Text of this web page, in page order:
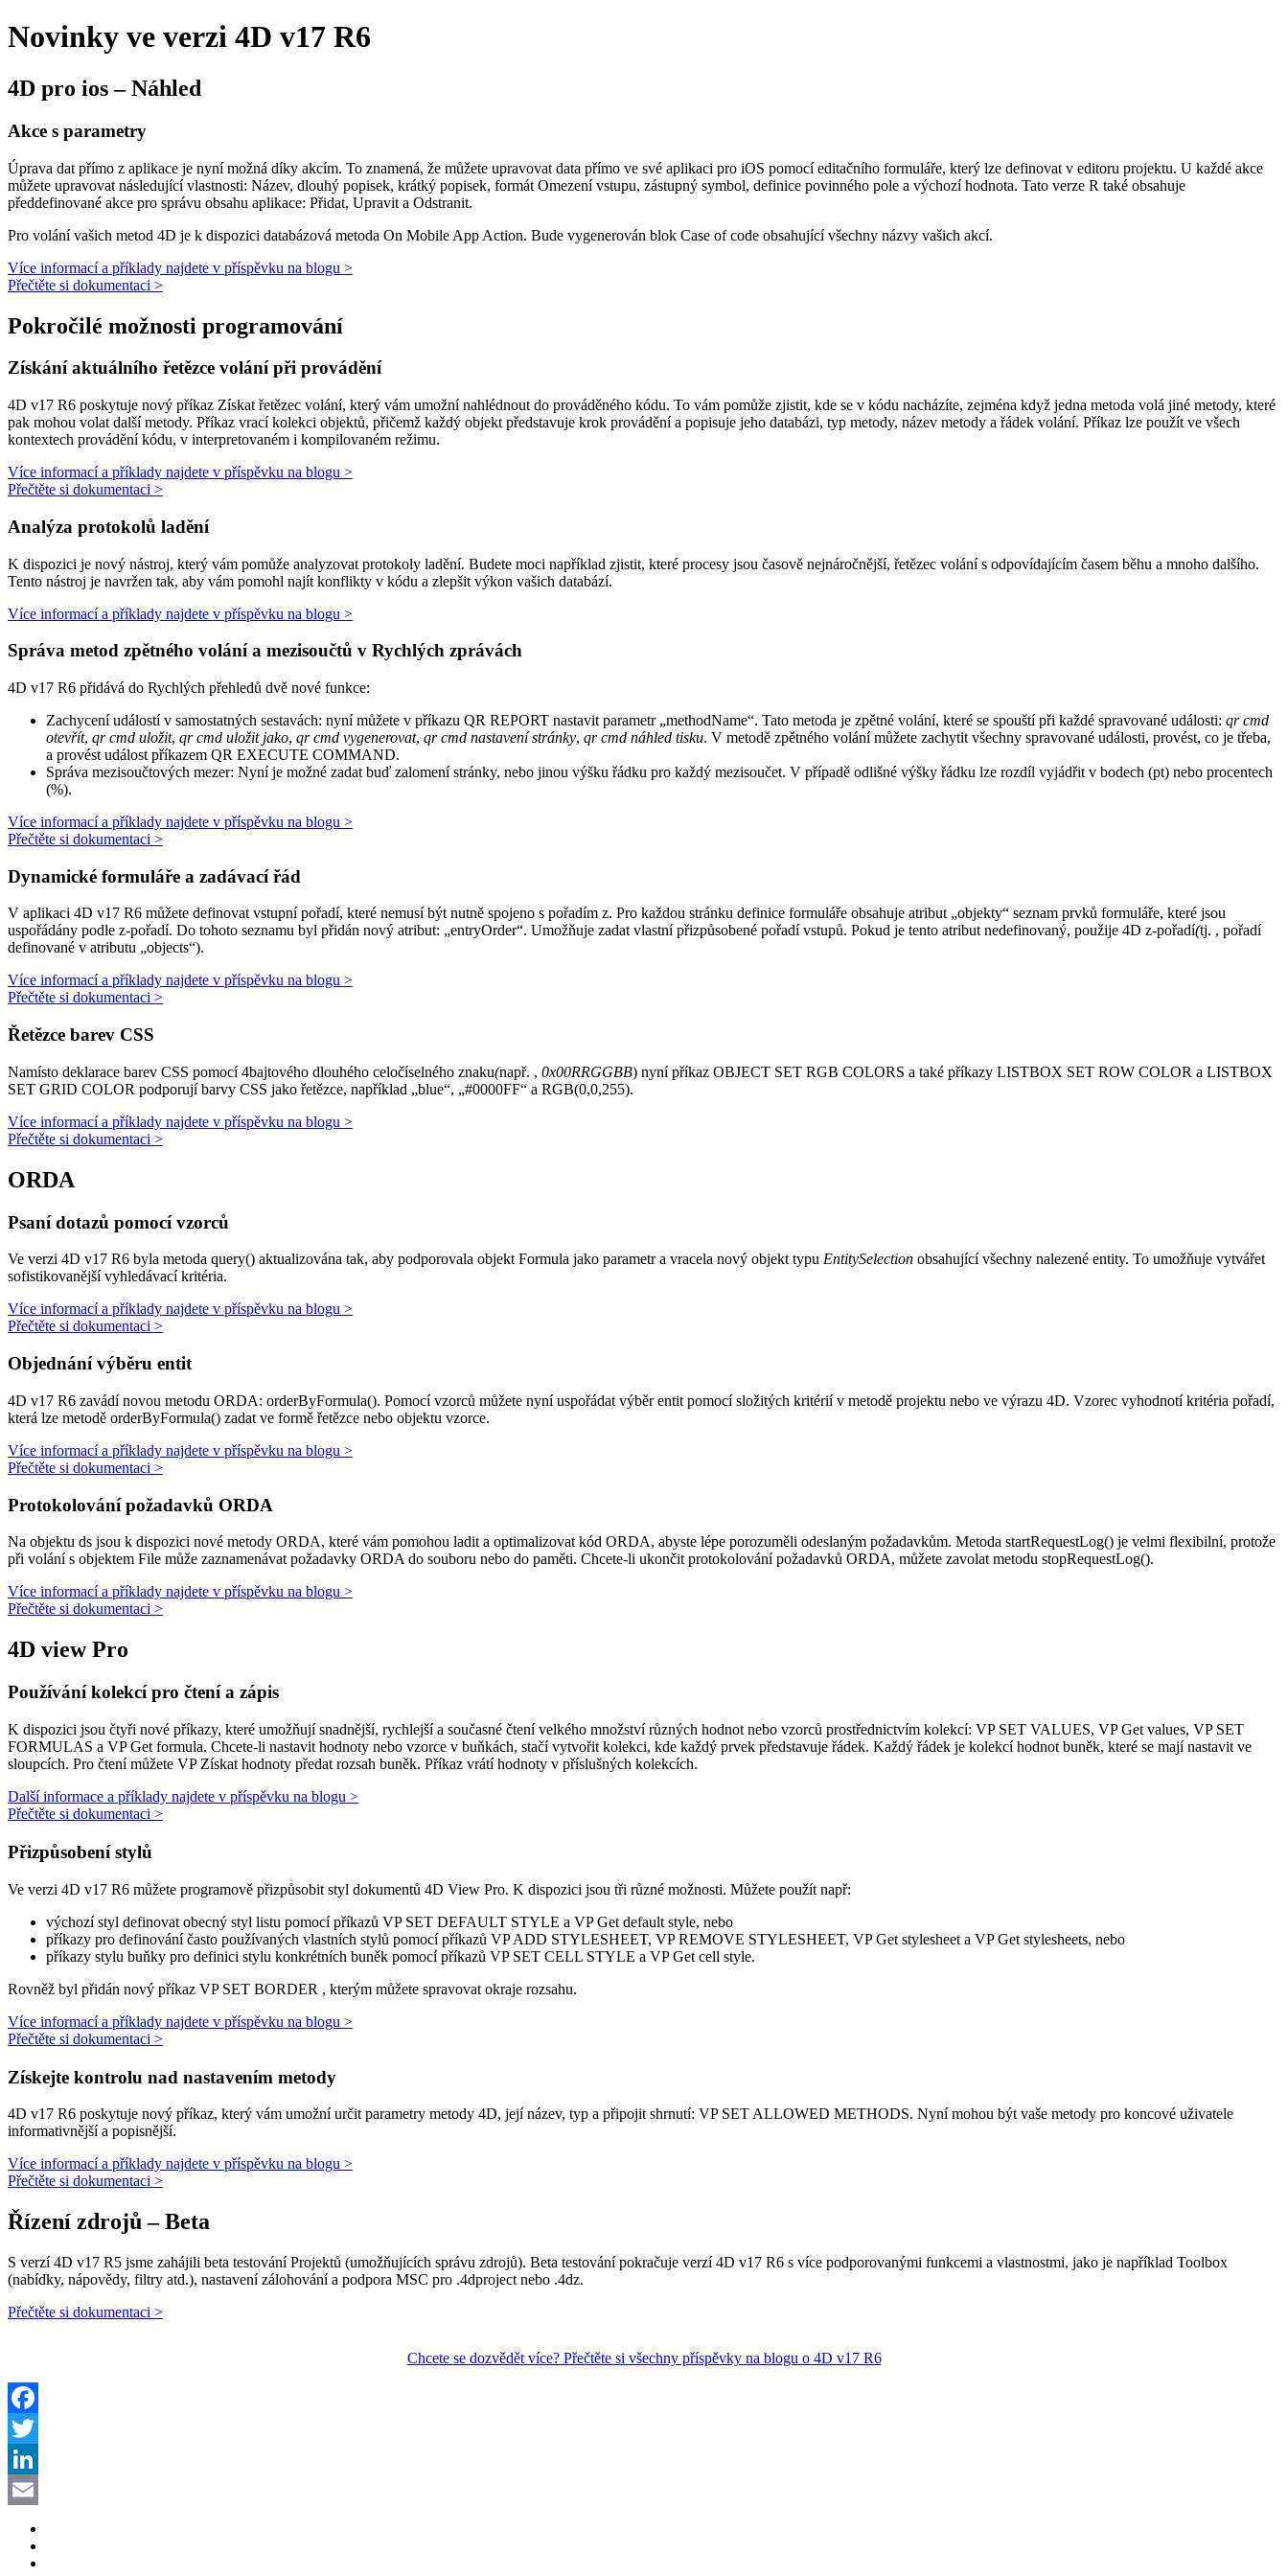
Novinky ve verzi 4D v17 R6
4D pro ios – Náhled
Akce s parametry
Úprava dat přímo z aplikace je nyní možná díky akcím. To znamená, že můžete upravovat data přímo ve své aplikaci pro iOS pomocí editačního formuláře, který lze definovat v editoru projektu. U každé akce
můžete upravovat následující vlastnosti: Název, dlouhý popisek, krátký popisek, formát Omezení vstupu, zástupný symbol, definice povinného pole a výchozí hodnota. Tato verze R také obsahuje
předdefinované akce pro správu obsahu aplikace: Přidat, Upravit a Odstranit.
Pro volání vašich metod 4D je k dispozici databázová metoda On Mobile App Action. Bude vygenerován blok Case of code obsahující všechny názvy vašich akcí.
Více informací a příklady najdete v příspěvku na blogu >
Přečtěte si dokumentaci >
Pokročilé možnosti programování
Získání aktuálního řetězce volání při provádění
4D v17 R6 poskytuje nový příkaz Získat řetězec volání, který vám umožní nahlédnout do prováděného kódu. To vám pomůže zjistit, kde se v kódu nacházíte, zejména když jedna metoda volá jiné metody, které
pak mohou volat další metody. Příkaz vrací kolekci objektů, přičemž každý objekt představuje krok provádění a popisuje jeho databázi, typ metody, název metody a řádek volání. Příkaz lze použít ve všech
kontextech provádění kódu, v interpretovaném i kompilovaném režimu.
Více informací a příklady najdete v příspěvku na blogu >
Přečtěte si dokumentaci >
Analýza protokolů ladění
K dispozici je nový nástroj, který vám pomůže analyzovat protokoly ladění. Budete moci například zjistit, které procesy jsou časově nejnáročnější, řetězec volání s odpovídajícím časem běhu a mnoho dalšího.
Tento nástroj je navržen tak, aby vám pomohl najít konflikty v kódu a zlepšit výkon vašich databází.
Více informací a příklady najdete v příspěvku na blogu >
Správa metod zpětného volání a mezisoučtů v Rychlých zprávách
4D v17 R6 přidává do Rychlých přehledů dvě nové funkce:
Zachycení událostí v samostatných sestavách: nyní můžete v příkazu QR REPORT nastavit parametr „methodName“. Tato metoda je zpětné volání, které se spouští při každé spravované události: qr cmd
otevřít, qr cmd uložit, qr cmd uložit jako, qr cmd vygenerovat, qr cmd nastavení stránky, qr cmd náhled tisku. V metodě zpětného volání můžete zachytit všechny spravované události, provést, co je třeba,
a provést událost příkazem QR EXECUTE COMMAND.
Správa mezisoučtových mezer: Nyní je možné zadat buď zalomení stránky, nebo jinou výšku řádku pro každý mezisoučet. V případě odlišné výšky řádku lze rozdíl vyjádřit v bodech (pt) nebo procentech
(%).
Více informací a příklady najdete v příspěvku na blogu >
Přečtěte si dokumentaci >
Dynamické formuláře a zadávací řád
V aplikaci 4D v17 R6 můžete definovat vstupní pořadí, které nemusí být nutně spojeno s pořadím z. Pro každou stránku definice formuláře obsahuje atribut „objekty“ seznam prvků formuláře, které jsou
uspořádány podle z-pořadí. Do tohoto seznamu byl přidán nový atribut: „entryOrder“. Umožňuje zadat vlastní přizpůsobené pořadí vstupů. Pokud je tento atribut nedefinovaný, použije 4D z-pořadí(tj. , pořadí
definované v atributu „objects“).
Více informací a příklady najdete v příspěvku na blogu >
Přečtěte si dokumentaci >
Řetězce barev CSS
Namísto deklarace barev CSS pomocí 4bajtového dlouhého celočíselného znaku(např. , 0x00RRGGBB) nyní příkaz OBJECT SET RGB COLORS a také příkazy LISTBOX SET ROW COLOR a LISTBOX
SET GRID COLOR podporují barvy CSS jako řetězce, například „blue“, „#0000FF“ a RGB(0,0,255).
Více informací a příklady najdete v příspěvku na blogu >
Přečtěte si dokumentaci >
ORDA
Psaní dotazů pomocí vzorců
Ve verzi 4D v17 R6 byla metoda query() aktualizována tak, aby podporovala objektFormula jako parametr a vracela nový objekt typu EntitySelection obsahující všechny nalezené entity. To umožňuje vytvářet
sofistikovanější vyhledávací kritéria.
Více informací a příklady najdete v příspěvku na blogu >
Přečtěte si dokumentaci >
Objednání výběru entit
4D v17 R6 zavádí novou metodu ORDA: orderByFormula(). Pomocí vzorců můžete nyní uspořádat výběr entit pomocí složitých kritérií v metodě projektu nebo ve výrazu 4D. Vzorec vyhodnotí kritéria pořadí,
která lze metodě orderByFormula() zadat ve formě řetězce nebo objektu vzorce.
Více informací a příklady najdete v příspěvku na blogu >
Přečtěte si dokumentaci >
Protokolování požadavků ORDA
Na objektu ds jsou k dispozici nové metody ORDA, které vám pomohou ladit a optimalizovat kód ORDA, abyste lépe porozuměli odeslaným požadavkům. Metoda startRequestLog() je velmi flexibilní, protože
při volání s objektem File může zaznamenávat požadavky ORDA do souboru nebo do paměti. Chcete-li ukončit protokolování požadavků ORDA, můžete zavolat metodu stopRequestLog().
Více informací a příklady najdete v příspěvku na blogu >
Přečtěte si dokumentaci >
4D view Pro
Používání kolekcí pro čtení a zápis
K dispozici jsou čtyři nové příkazy, které umožňují snadnější, rychlejší a současné čtení velkého množství různých hodnot nebo vzorců prostřednictvím kolekcí: VP SET VALUES, VP Get values, VP SET
FORMULAS a VP Get formula. Chcete-li nastavit hodnoty nebo vzorce v buňkách, stačí vytvořit kolekci, kde každý prvek představuje řádek. Každý řádek je kolekcí hodnot buněk, které se mají nastavit ve
sloupcích. Pro čtení můžete VP Získat hodnoty předat rozsah buněk. Příkaz vrátí hodnoty v příslušných kolekcích.
Další informace a příklady najdete v příspěvku na blogu >
Přečtěte si dokumentaci >
Přizpůsobení stylů
Ve verzi 4D v17 R6 můžete programově přizpůsobit styl dokumentů 4D View Pro. K dispozici jsou tři různé možnosti. Můžete použít např:
výchozí styl definovat obecný styl listu pomocí příkazů VP SET DEFAULT STYLE a VP Get default style, nebo
příkazy pro definování často používaných vlastních stylů pomocí příkazů VP ADD STYLESHEET, VP REMOVE STYLESHEET, VP Get stylesheet a VP Get stylesheets, nebo
příkazy stylu buňky pro definici stylu konkrétních buněk pomocí příkazů VP SET CELL STYLE a VP Get cell style.
Rovněž byl přidán nový příkaz VP SET BORDER , kterým můžete spravovat okraje rozsahu.
Více informací a příklady najdete v příspěvku na blogu >
Přečtěte si dokumentaci >
Získejte kontrolu nad nastavením metody
4D v17 R6 poskytuje nový příkaz, který vám umožní určit parametry metody 4D, její název, typ a připojit shrnutí: VP SET ALLOWED METHODS. Nyní mohou být vaše metody pro koncové uživatele
informativnější a popisnější.
Více informací a příklady najdete v příspěvku na blogu >
Přečtěte si dokumentaci >
Řízení zdrojů – Beta
S verzí 4D v17 R5 jsme zahájili beta testování Projektů (umožňujících správu zdrojů). Beta testování pokračuje verzí 4D v17 R6 s více podporovanými funkcemi a vlastnostmi, jako je například Toolbox
(nabídky, nápovědy, filtry atd.), nastavení zálohování a podpora MSC pro .4dproject nebo .4dz.
Přečtěte si dokumentaci >
Chcete se dozvědět více? Přečtěte si všechny příspěvky na blogu o 4D v17 R6
Facebook
Twitter
LinkedIn